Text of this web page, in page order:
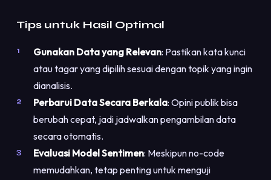
Tips untuk Hasil Optimal
Gunakan Data yang Relevan: Pastikan kata kunci
atau tagar yang dipilih sesuai dengan topik yang ingin
dianalisis.
Perbarui Data Secara Berkala: Opini publik bisa
berubah cepat, jadi jadwalkan pengambilan data
secara otomatis.
Evaluasi Model Sentimen: Meskipun no-code
memudahkan, tetap penting untuk menguji